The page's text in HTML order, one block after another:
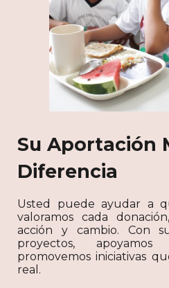
Su Aportación
Diferencia
Usted puede ayudar a
valoramos cada
acción y cambio. Con
proyectos,
promovemos iniciativas
real.